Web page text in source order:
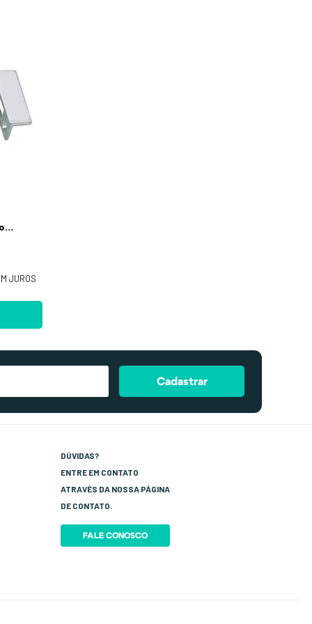
JUROS
Cadastrar
DÚVIDAS?
ENTRE EM CONTATO
ATRAVÉS DA NOSSA PÁGINA
DE CONTATO.
FALE CONOSCO